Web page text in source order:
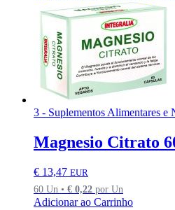
3 - Suplementos Alimentares e
Magnesio Citrato
€ 13,47 EUR
60 Un • € 0,22 por Un
Adicionar ao Carrinho